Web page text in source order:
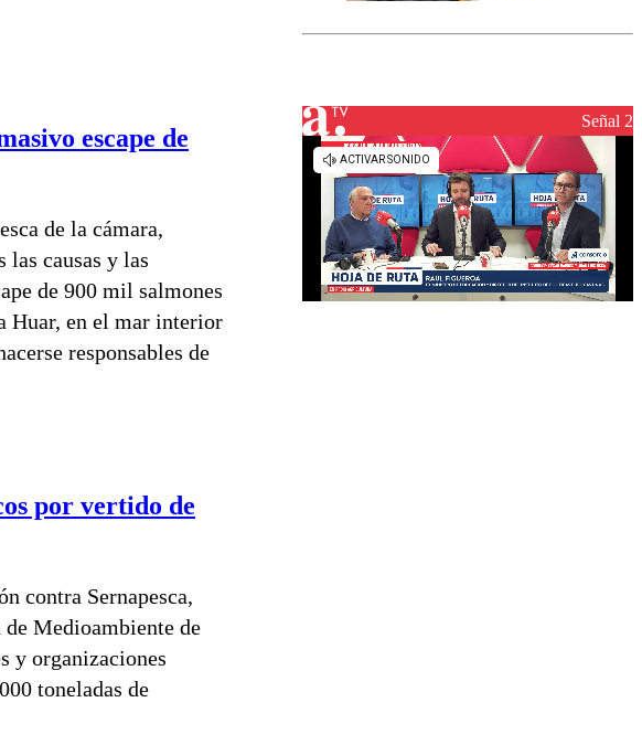
escape de
de la cámara,
las causas y las
de 900 mil salmones
Huar, en el mar interior
responsables de
por vertido de
contra Sernapesca,
Medioambiente de
y organizaciones
toneladas de
el fin de la
reconstrucciónSeñal 2